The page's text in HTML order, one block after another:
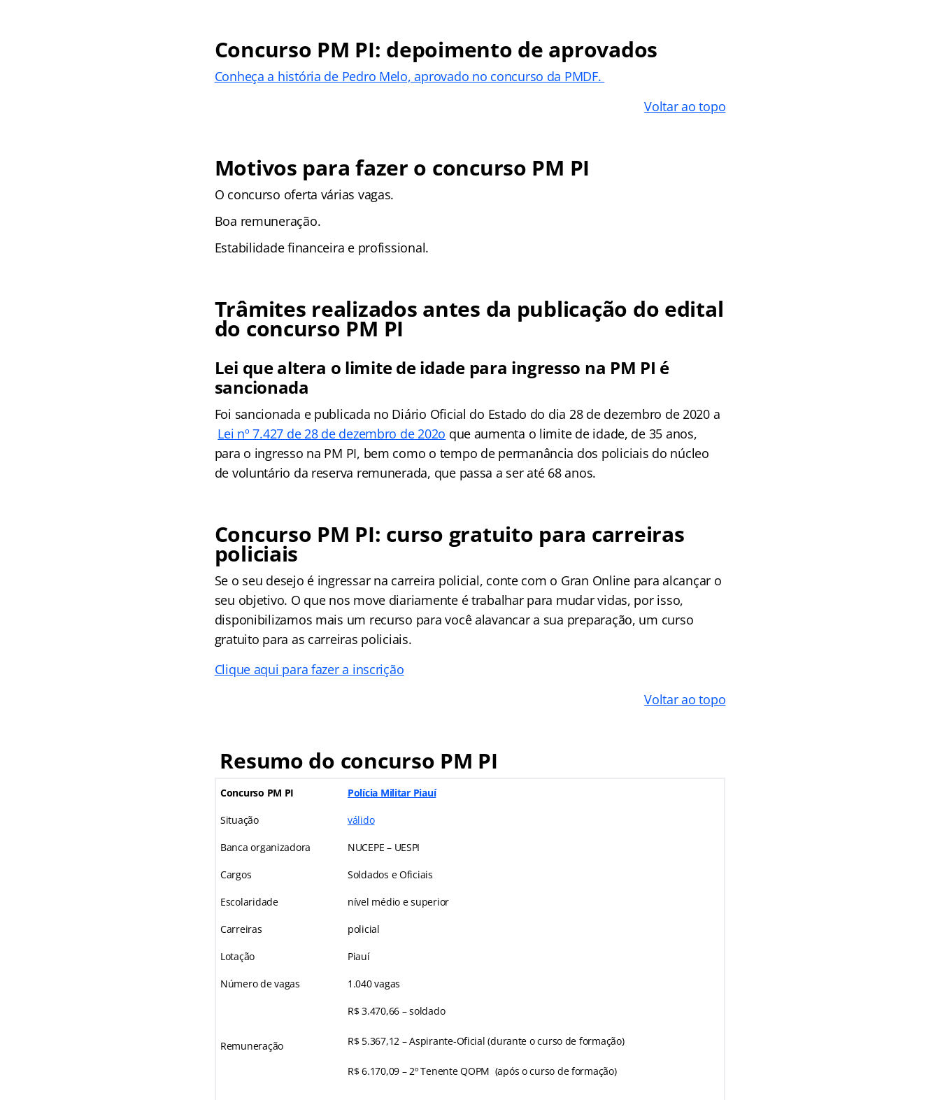
Concurso PM PI: depoimento de aprovados
Conheça a história de Pedro Melo, aprovado no concurso da PMDF.
Voltar ao topo
Motivos para fazer o concurso PM PI
O concurso oferta várias vagas.
Boa remuneração.
Estabilidade financeira e profissional.
Trâmites realizados antes da publicação do edital
do concurso PM PI
Lei que altera o limite de idade para ingresso na PM PI é
sancionada
Foi sancionada e publicada no Diário Oficial do Estado do dia 28 de dezembro de 2020 a
Lei nº 7.427 de 28 de dezembro de 202o que aumenta o limite de idade, de 35 anos,
para o ingresso na PM PI, bem como o tempo de permanância dos policiais do núcleo
de voluntário da reserva remunerada, que passa a ser até 68 anos.
Concurso PM PI: curso gratuito para carreiras
policiais
Se o seu desejo é ingressar na carreira policial, conte com o Gran Online para alcançar o
seu objetivo. O que nos move diariamente é trabalhar para mudar vidas, por isso,
disponibilizamos mais um recurso para você alavancar a sua preparação, um curso
gratuito para as carreiras policiais.
Clique aqui para fazer a inscrição
Voltar ao topo
Resumo do concurso PM PI
Concurso PM PI Polícia Militar Piauí
Situação válido
Banca organizadora NUCEPE – UESPI
Cargos Soldados e Oficiais
Escolaridade nível médio e superior
Carreiras policial
Lotação Piauí
Número de vagas 1.040 vagas
Remuneração
R$ 3.470,66 – soldado
R$ 5.367,12 – Aspirante-Oficial (durante o curso de formação)
R$ 6.170,09 – 2º Tenente QOPM (após o curso de formação)